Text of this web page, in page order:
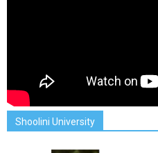
Shoolini University